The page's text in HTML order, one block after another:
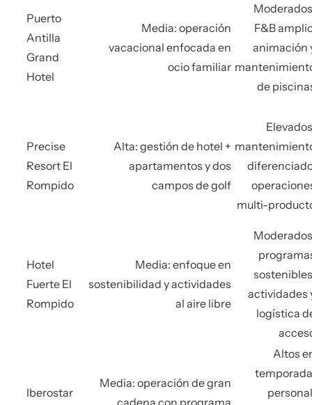
Puerto
Antilla
Grand
Hotel
Media: operación
vacacional enfocada en
ocio familiar
F&B
animación
de
Precise
Resort El
Rompido
Alta: gestión de hotel +
apartamentos y dos
campos de golf
multi-
Hotel
Fuerte El
Rompido
Media: enfoque en
sostenibilidad y actividades
al aire libre
actividades
logística
Iberostar
Media: operación de gran
cadena con programa
Altos